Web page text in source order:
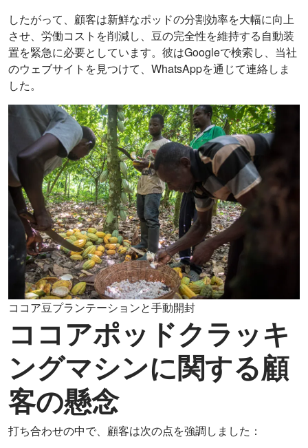
したがって、顧客は新鮮なポッドの分割効率を大幅に向上
させ、労働コストを削減し、豆の完全性を維持する自動装
置を緊急に必要としています。彼はGoogleで検索し、当社
のウェブサイトを見つけて、WhatsAppを通じて連絡しま
した。
ココア豆プランテーションと手動開封
ココアポッドクラッキ
ングマシンに関する顧
客の懸念
打ち合わせの中で、顧客は次の点を強調しました：